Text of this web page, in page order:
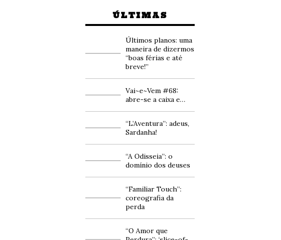
ÚLTIMAS
Últimos planos: uma
maneira de dizermos
“boas férias e até
breve!”
Vai~e~Vem #68:
abre-se a caixa e…
“L’Aventura”: adeus,
Sardanha!
“A Odisseia”: o
domínio dos deuses
“Familiar Touch”:
coreografia da
perda
“O Amor que